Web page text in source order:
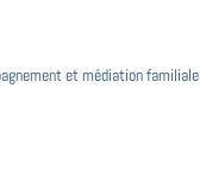
et médiation familiale